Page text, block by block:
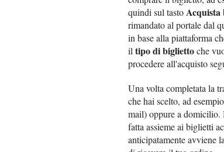
quindi sul tastoAcquista
rimandato al portale dal
in base alla piattaforma
il tipo di bigliettoche
procedere all'acquisto
Una volta completata la
che hai scelto, ad
mail) oppure a domicilio.
fatta assieme ai biglietti
anticipatamente avviene